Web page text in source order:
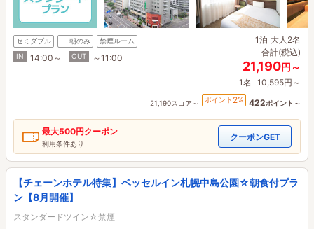
セミダブル 朝のみ
禁煙ルーム
IN
14:00～ OUT ～11:00
1泊 大人2名
合計(税込)
21,190円～
1名 10,595円～
21,190スコア～ ポイント 2% 422ポイント～
最大500円クーポン
利用条件あり
クーポンGET
【チェーンホテル特集】ベッセルイン札幌中島公園☆朝食付プラ
ン【8月開催】
スタンダードツイン☆禁煙